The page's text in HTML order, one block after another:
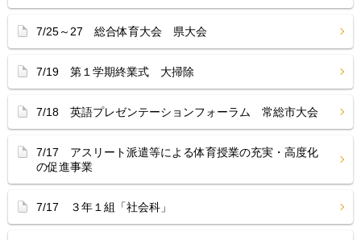
7/25～27 総合体育大会 県大会
7/19 第１学期終業式 大掃除
7/18 英語プレゼンテーションフォーラム 常総市大会
7/17 アスリート派遣等による体育授業の充実・高度化
の促進事業
7/17 ３年１組「社会科」